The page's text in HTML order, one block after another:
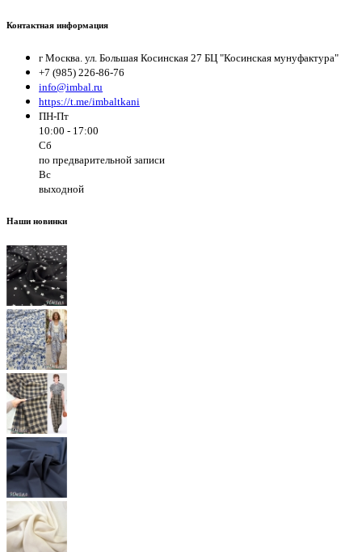
Контактная информация
г Москва. ул. Большая Косинская 27 БЦ "Косинская мунуфактура"
+7 (985) 226-86-76
info@imbal.ru
https://t.me/imbaltkani
ПН-Пт
10:00 - 17:00
Сб
по предварительной записи
Вс
выходной
Наши новинки